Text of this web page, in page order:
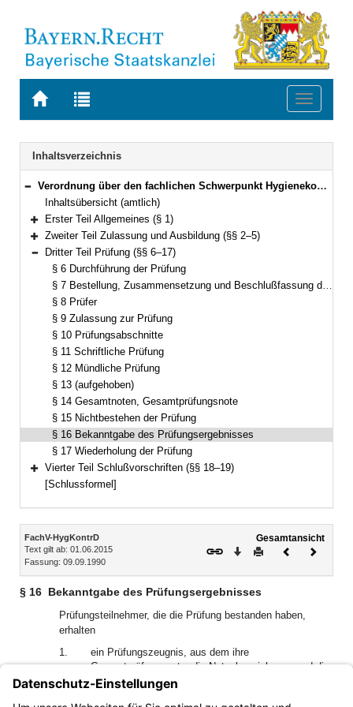
Zur
BAYERN.RECHT
Zur
letzten
Suche
Toggle
Navigation
Inhaltsverzeichnis
Bereich reduzieren
Verordnung über den fachlichen Schwerpunkt Hygienekontrolldienst in der Fachlaufbahn Gesundheit (FachV-HygKontrD) Vom 9. September 1990 (GVBl. S. 463) BayRS 2038-3-2-15-I (§§ 1–19)
Inhaltsübersicht (amtlich)
Bereich erweitern
Erster Teil Allgemeines (§ 1)
Bereich erweitern
Zweiter Teil Zulassung und Ausbildung (§§ 2–5)
Bereich reduzieren
Dritter Teil Prüfung (§§ 6–17)
§ 6 Durchführung der Prüfung
§ 7 Bestellung, Zusammensetzung und Beschlußfassung des Prüfungsausschusses
§ 8 Prüfer
§ 9 Zulassung zur Prüfung
§ 10 Prüfungsabschnitte
§ 11 Schriftliche Prüfung
§ 12 Mündliche Prüfung
§ 13 (aufgehoben)
§ 14 Gesamtnoten, Gesamtprüfungsnote
§ 15 Nichtbestehen der Prüfung
§ 16 Bekanntgabe des Prüfungsergebnisses
§ 17 Wiederholung der Prüfung
Bereich erweitern
Vierter Teil Schlußvorschriften (§§ 18–19)
[Schlussformel]
Inhalt
FachV-HygKontrD
Text gilt ab: 01.06.2015
Fassung: 09.09.1990
Gesamtansicht
Download
DruckenVorheriges
§ 16 Bekanntgabe des Prüfungsergebnisses
Prüfungsteilnehmer, die die Prüfung bestanden haben,
erhalten
1.
ein Prüfungszeugnis, aus dem ihre
Gesamtprüfungsnote, die Notenbezeichnung und die
erreichte Platzziffer zu ersehen sind,
2.
eine Bescheinigung mit den Einzelnoten der